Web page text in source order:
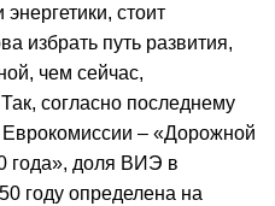
стоит
избрать путь развития,
чем сейчас,
согласно последнему
Еврокомиссии – «Дорожной
года», доля ВИЭ в
году определена на